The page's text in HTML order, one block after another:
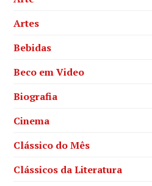
Artes
Bebidas
Beco em Video
Biografia
Cinema
Clássico do Mês
Clássicos da Literatura